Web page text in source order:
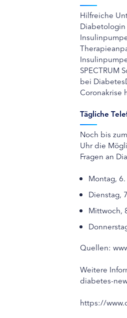
Hilfreiche
Diabetologin
SPECTRUM
bei
Coronakrise
Tägliche
Noch bis
Uhr die
Fragen an
Montag,
Dienstag,
Mittwoch,
Quellen:
Weitere
diabetes-
https://